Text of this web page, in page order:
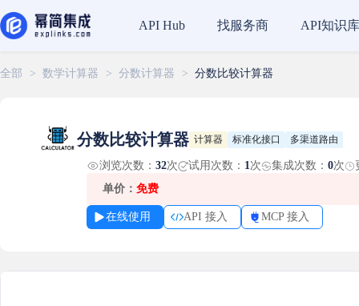
全部 > 数学计算器 > 分数计算器 > 分数比较计算器
分数比较计算器 计算器 标准化接口 多渠道路由
浏览次数： 32次 试用次数： 1次 集成次数： 0次
单价： 免费
在线使用 API 接入 MCP 接入
API Hub 找服务商 API知识库